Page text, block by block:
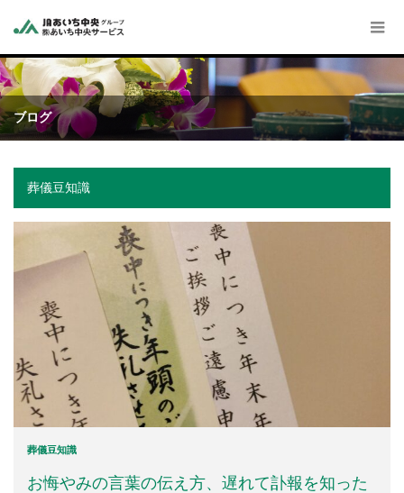
ブログ
葬儀豆知識
葬儀豆知識
お悔やみの言葉の伝え方、遅れて訃報を知った